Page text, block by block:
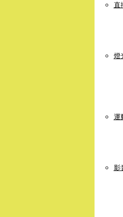
直
燈
運
影